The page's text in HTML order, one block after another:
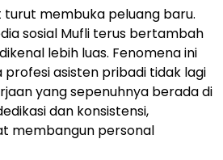
membuka peluang baru.
sosial Mufli terus bertambah
lebih luas. Fenomena ini
profesi asisten pribadi tidak lagi
yang sepenuhnya berada di
dan konsistensi,
membangun personal